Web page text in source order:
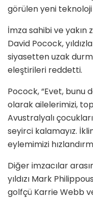
görülen yeni teknoloji
İmza sahibi ve
David Pocock,
siyasetten uzak
eleştirileri reddetti.
Pocock, “Evet, bunu
olarak ailelerimizi,
Avustralyalı
seyirci kalamayız.
eylemimizi
Diğer imzacılar
yıldızı Mark
golfçü Karrie Webb